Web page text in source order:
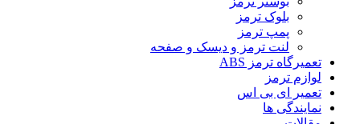
بلوک ترمز
پمپ ترمز
لنت ترمز و دیسک و صفحه
تعمیرگاه ترمز ABS
لوازم ترمز
تعمیر ای بی اس
نمایندگی ها